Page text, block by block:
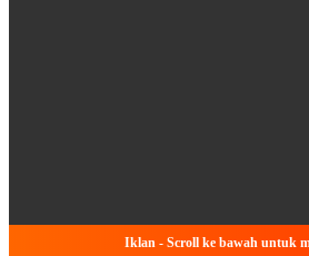
Iklan - Scroll ke bawah untuk